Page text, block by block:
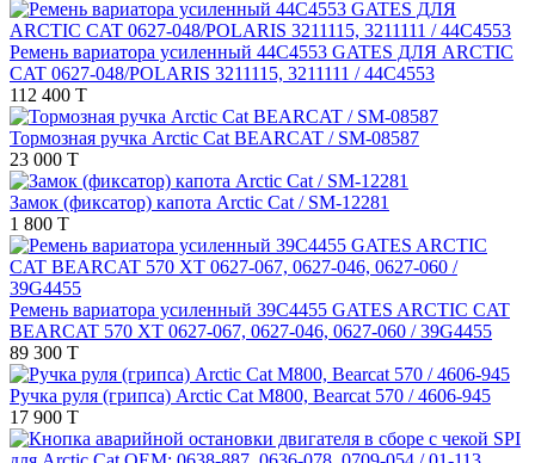
Ремень вариатора усиленный 44C4553 GATES ДЛЯ ARCTIC
CAT 0627-048/POLARIS 3211115, 3211111 / 44C4553
112 400 T
Тормозная ручка Arctic Cat BEARCAT / SM-08587
23 000 T
Замок (фиксатор) капота Arctic Cat / SM-12281
1 800 T
Ремень вариатора усиленный 39С4455 GATES ARCTIC CAT
BEARCAT 570 XT 0627-067, 0627-046, 0627-060 / 39G4455
89 300 T
Ручка руля (грипса) Arctic Cat M800, Bearcat 570 / 4606-945
17 900 T